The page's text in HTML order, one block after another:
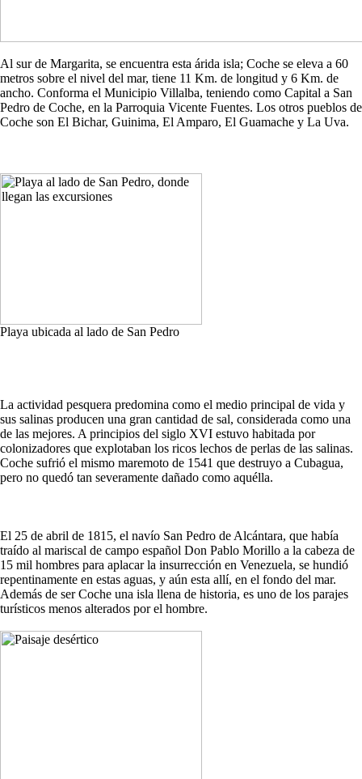
Al sur de Margarita, se encuentra esta árida isla; Coche se eleva a 60
metros sobre el nivel del mar, tiene 11 Km. de longitud y 6 Km. de
ancho. Conforma el Municipio Villalba, teniendo como Capital a San
Pedro de Coche, en la Parroquia Vicente Fuentes. Los otros pueblos de
Coche son El Bichar, Guinima, El Amparo, El Guamache y La Uva.
Playa ubicada al lado de San Pedro
La actividad pesquera predomina como el medio principal de vida y
sus salinas producen una gran cantidad de sal, considerada como una
de las mejores. A principios del siglo XVI estuvo habitada por
colonizadores que explotaban los ricos lechos de perlas de las salinas.
Coche sufrió el mismo maremoto de 1541 que destruyo a Cubagua,
pero no quedó tan severamente dañado como aquélla.
El 25 de abril de 1815, el navío San Pedro de Alcántara, que había
traído al mariscal de campo español Don Pablo Morillo a la cabeza de
15 mil hombres para aplacar la insurrección en Venezuela, se hundió
repentinamente en estas aguas, y aún esta allí, en el fondo del mar.
Además de ser Coche una isla llena de historia, es uno de los parajes
turísticos menos alterados por el hombre.